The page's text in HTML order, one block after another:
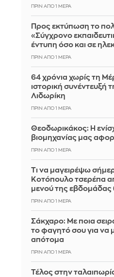
ΠΡΙΝ ΑΠΌ 1 ΜΈΡΑ
Προς εκτύπωση το
«Σύγχρονο
έντυπη όσο και σε
ΠΡΙΝ ΑΠΌ 1 ΜΈΡΑ
64 χρόνια χωρίς τη
ιστορική συνέντευξή
Λιδωρίκη
ΠΡΙΝ ΑΠΌ 1 ΜΈΡΑ
Θεοδωρικάκος: Η
βιομηχανίας μας
ΠΡΙΝ ΑΠΌ 1 ΜΈΡΑ
Τι να μαγειρέψω
Κοτόπουλο τσερέπα
μενού της
ΠΡΙΝ ΑΠΌ 1 ΜΈΡΑ
Σάκχαρο: Με ποια
το φαγητό σου για να
απότομα
ΠΡΙΝ ΑΠΌ 1 ΜΈΡΑ
Τέλος στην